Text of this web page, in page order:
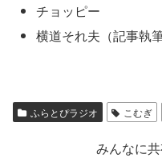
チョッピー
横道それ夫（記事執
ふらとぴラジオ こむぎ
みんなに